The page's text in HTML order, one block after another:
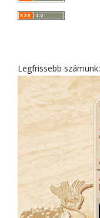
Legfrissebb számunk: